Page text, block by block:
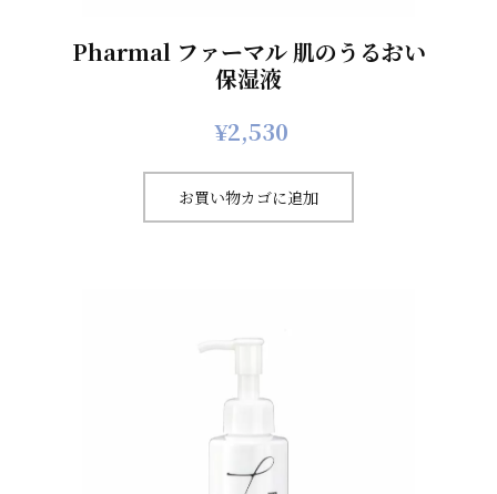
Pharmal ファーマル 肌のうるおい
保湿液
¥2,530
お買い物カゴに追加